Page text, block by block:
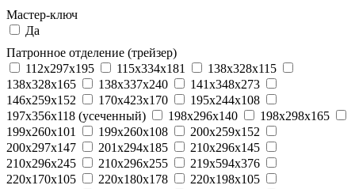
Мастер-ключ
Да
Патронное отделение (трейзер)
112x297x195
115x334x181
138x328x115
138x328x165
138x337x240
141x348x273
146x259x152
170x423x170
195x244x108
197x356x118 (усеченный)
198x296x140
198x298x165
199x260x101
199x260x108
200x259x152
200x297x147
201x294x185
210x296x145
210x296x245
210x296x255
219x594x376
220x170x105
220x180x178
220x198x105